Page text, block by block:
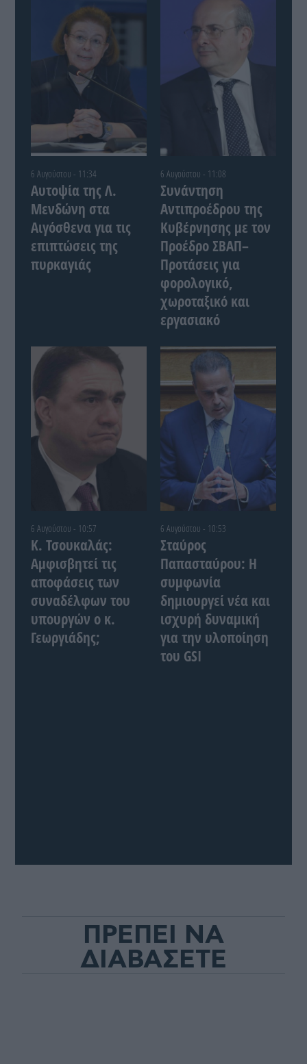
6 Αυγούστου - 11:34
Αυτοψία της Λ.
Μενδώνη στα
Αιγόσθενα για τις
επιπτώσεις της
πυρκαγιάς
6 Αυγούστου - 11:08
Συνάντηση
Αντιπροέδρου της
Κυβέρνησης με τον
Προέδρο ΣΒΑΠ–
Προτάσεις για
φορολογικό,
χωροταξικό και
εργασιακό
6 Αυγούστου - 10:57
Κ. Τσουκαλάς:
Αμφισβητεί τις
αποφάσεις των
συναδέλφων του
υπουργών ο κ.
Γεωργιάδης;
6 Αυγούστου - 10:53
Σταύρος
Παπασταύρου: Η
συμφωνία
δημιουργεί νέα και
ισχυρή δυναμική
για την υλοποίηση
του GSI
ΠΡΕΠΕΙ ΝΑ
ΔΙΑΒΑΣΕΤΕ